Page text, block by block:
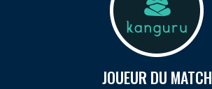
JOUEUR DU MATCH